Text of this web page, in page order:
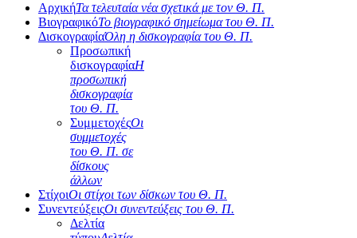
ΑρχικήΤα τελευταία νέα σχετικά με τον Θ. Π.
ΒιογραφικόΤο βιογραφικό σημείωμα του Θ. Π.
ΔισκογραφίαΌλη η δισκογραφία του Θ. Π.
Προσωπική
δισκογραφίαΗ
προσωπική
δισκογραφία
του Θ. Π.
ΣυμμετοχέςΟι
συμμετοχές
του Θ. Π. σε
δίσκους
άλλων
ΣτίχοιΟι στίχοι των δίσκων του Θ. Π.
ΣυνεντεύξειςΟι συνεντεύξεις του Θ. Π.
Δελτία